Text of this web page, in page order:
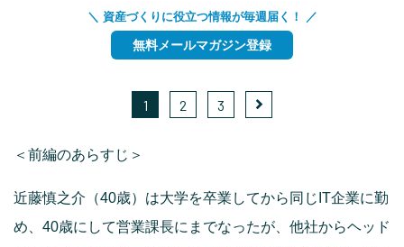
＼ 資産づくりに役立つ情報が毎週届く！ ／
無料メールマガジン登録
1 2 3
＜前編のあらすじ＞
近藤慎之介（40歳）は大学を卒業してから同じIT企業に勤
め、40歳にして営業課長にまでなったが、他社からヘッド